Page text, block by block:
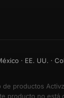
· EE. UU. ·
productos
producto no está